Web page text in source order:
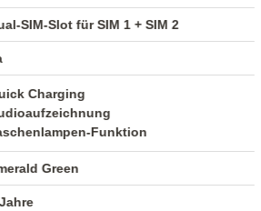
SIM-Slot für SIM 1 + SIM 2
Charging
Funktion
Green